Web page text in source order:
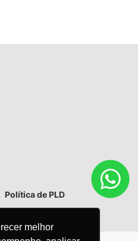
melhor
Política de PLD